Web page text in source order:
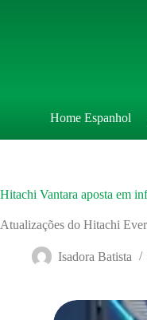
Home Espanhol
Hitachi Vantara aposta em
Atualizações do Hitachi
Isadora Batista